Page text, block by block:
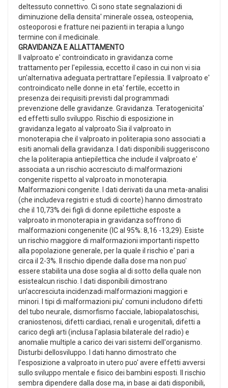
deltessuto connettivo. Ci sono state segnalazioni di
diminuzione della densita' minerale ossea, osteopenia,
osteoporosi e fratture nei pazienti in terapia a lungo
termine con il medicinale.
GRAVIDANZA E ALLATTAMENTO
Il valproato e' controindicato in gravidanza come
trattamento per l'epilessia, eccetto il caso in cui non vi sia
un'alternativa adeguata pertrattare l'epilessia. Il valproato e'
controindicato nelle donne in eta' fertile, eccetto in
presenza dei requisiti previsti dal programmadi
prevenzione delle gravidanze. Gravidanza. Teratogenicita'
ed effetti sullo sviluppo. Rischio di esposizione in
gravidanza legato al valproato Sia il valproato in
monoterapia che il valproato in politerapia sono associati a
esiti anomali della gravidanza. I dati disponibili suggeriscono
che la politerapia antiepilettica che include il valproato e'
associata a un rischio accresciuto di malformazioni
congenite rispetto al valproato in monoterapia.
Malformazioni congenite. I dati derivati da una meta-analisi
(che includeva registri e studi di coorte) hanno dimostrato
che il 10,73% dei figli di donne epilettiche esposte a
valproato in monoterapia in gravidanza soffrono di
malformazioni congenenite (IC al 95%: 8,16 -13,29). Esiste
un rischio maggiore di malformazioni importanti rispetto
alla popolazione generale, per la quale il rischio e' pari a
circa il 2-3%. Il rischio dipende dalla dose ma non puo'
essere stabilita una dose soglia al di sotto della quale non
esistealcun rischio. I dati disponibili dimostrano
un'accresciuta incidenzadi malformazioni maggiori e
minori. I tipi di malformazioni piu' comuni includono difetti
del tubo neurale, dismorfismo facciale, labiopalatoschisi,
craniostenosi, difetti cardiaci, renali e urogenitali, difetti a
carico degli arti (inclusa l'aplasia bilaterale del radio) e
anomalie multiple a carico dei vari sistemi dell'organismo.
Disturbi dellosviluppo. I dati hanno dimostrato che
l'esposizione a valproato in utero puo' avere effetti avversi
sullo sviluppo mentale e fisico dei bambini esposti. Il rischio
sembra dipendere dalla dose ma, in base ai dati disponibili,